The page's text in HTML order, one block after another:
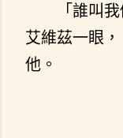
「誰叫
艾維茲一眼
他。